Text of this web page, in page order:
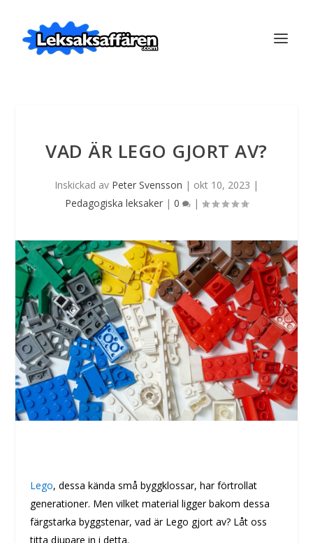
VAD ÄR LEGO GJORT AV?
Inskickad av Peter Svensson | okt 10, 2023 |
Pedagogiska leksaker | 0 |
Lego, dessa kända små byggklossar, har förtrollat
generationer. Men vilket material ligger bakom dessa
färgstarka byggstenar, vad är Lego gjort av? Låt oss
titta djupare in i detta.